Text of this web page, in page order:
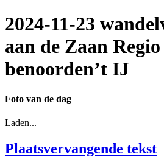
2024-11-23
aan de Zaan
benoorden’t IJ
Foto van de dag
Laden...
Plaatsvervangende tekst